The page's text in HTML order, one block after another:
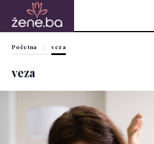
Početna veza
veza